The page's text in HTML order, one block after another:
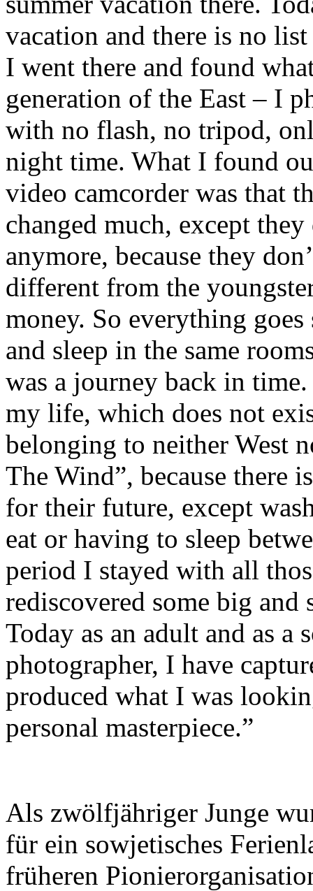
vacation and there is no
I went there and found
generation of the East – I
with no flash, no tripod,
night time. What I found
video camcorder was that
changed much, except
anymore, because they
different from the
money. So everything
and sleep in the same
was a journey back in
my life, which does not
belonging to neither West
The Wind”, because there
for their future, except
eat or having to sleep
period I stayed with all
rediscovered some big
Today as an adult and as a
photographer, I have
produced what I was
personal masterpiece.”
Als zwölfjähriger Junge
für ein sowjetisches
früheren